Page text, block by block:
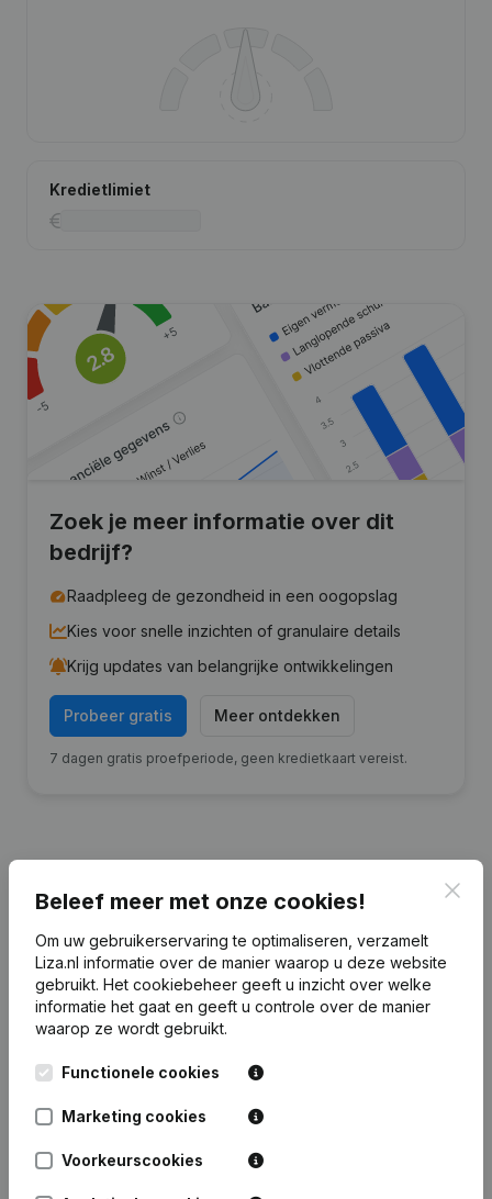
Kredietlimiet
Zoek je meer informatie over dit
bedrijf?
Raadpleeg de gezondheid in een oogopslag
Kies voor snelle inzichten of granulaire details
Krijg updates van belangrijke ontwikkelingen
Probeer gratis Meer ontdekken
7 dagen gratis proefperiode, geen kredietkaart vereist.
Financiële gegevens van B.V. Sneeker
2025 2024 2023 2022
Eigen
vermogen
Personeel 0
Beleef meer met onze cookies!
Om uw gebruikerservaring te optimaliseren, verzamelt
Liza.nl informatie over de manier waarop u deze website
gebruikt. Het cookiebeheer geeft u inzicht over welke
informatie het gaat en geeft u controle over de manier
waarop ze wordt gebruikt.
Functionele cookies
Marketing cookies
Voorkeurscookies